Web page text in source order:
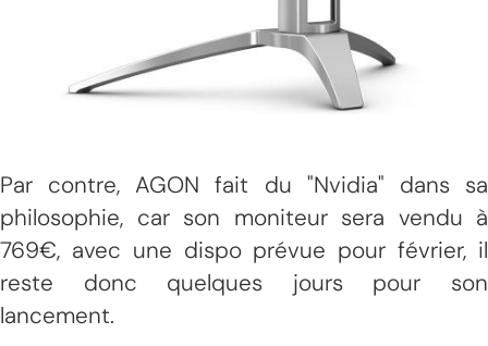
Par contre, AGON fait du "Nvidia" dans sa
philosophie, car son moniteur sera vendu à
769€, avec une dispo prévue pour février, il
reste donc quelques jours pour son
lancement.